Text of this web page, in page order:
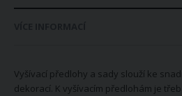
Vyšívací předlohy a sady slouží ke
dekorací. K vyšívacím předlohám je